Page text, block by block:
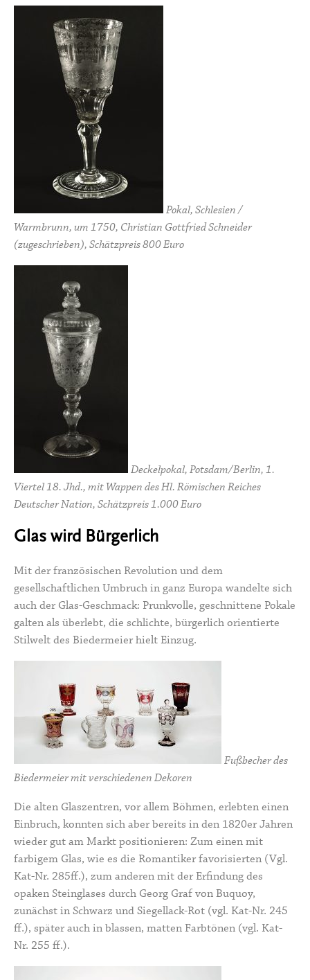
Pokal, Schlesien /
Warmbrunn, um 1750, Christian Gottfried Schneider
(zugeschrieben), Schätzpreis 800 Euro
Deckelpokal, Potsdam/Berlin, 1.
Viertel 18. Jhd., mit Wappen des Hl. Römischen Reiches
Deutscher Nation, Schätzpreis 1.000 Euro
Glas wird Bürgerlich
Mit der französischen Revolution und dem
gesellschaftlichen Umbruch in ganz Europa wandelte sich
auch der Glas-­Geschmack: Prunkvolle, geschnittene Pokale
galten als überlebt, die schlichte, bürgerlich orientierte
Stilwelt des Biedermeier hielt Einzug.
Fußbecher des
Biedermeier mit verschiedenen Dekoren
Die alten Glaszentren, vor allem Böhmen, erlebten einen
Einbruch, konnten sich aber bereits in den 1820er Jahren
wieder gut am Markt positionieren: Zum einen mit
farbigem Glas, wie es die Romantiker favorisierten (Vgl.
Kat-Nr. 285ff.), zum anderen mit der Erfindung des
opaken Steinglases durch Georg Graf von Buquoy,
zunächst in Schwarz und Siegellack-Rot (vgl. Kat-Nr. 245
ff.), später auch in blassen, matten Farbtönen (vgl. Kat-
Nr. 255 ff.).